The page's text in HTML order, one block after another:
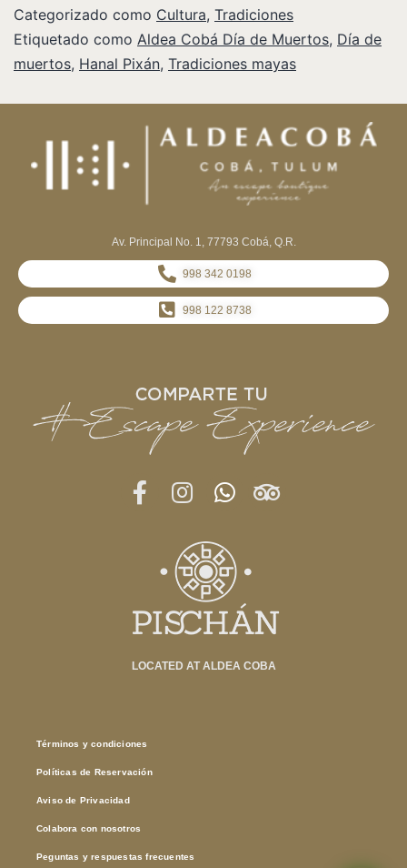
Categorizado como Cultura, Tradiciones
Etiquetado como Aldea Cobá Día de Muertos, Día de
muertos, Hanal Pixán, Tradiciones mayas
Av. Principal No. 1, 77793 Cobá, Q.R.
998 342 0198
998 122 8738
LOCATED AT ALDEA COBA
Términos y condiciones
Políticas de Reservación
Aviso de Privacidad
Colabora con nosotros
Peguntas y respuestas frecuentes